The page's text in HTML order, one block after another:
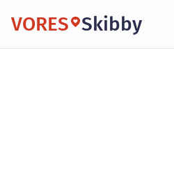
VORES Skibby